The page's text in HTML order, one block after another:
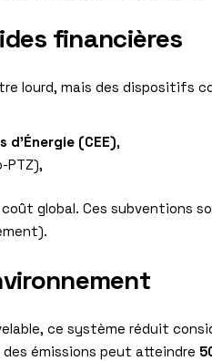
financières
lourd, mais des dispositifs
d’Énergie (CEE),
PTZ),
global. Ces subventions
ce système réduit
émissions peut atteindre